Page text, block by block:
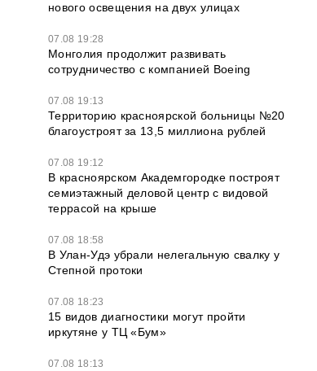
нового освещения на двух улицах
07.08 19:28
Монголия продолжит развивать
сотрудничество с компанией Boeing
07.08 19:13
Территорию красноярской больницы №20
благоустроят за 13,5 миллиона рублей
07.08 19:12
В красноярском Академгородке построят
семиэтажный деловой центр с видовой
террасой на крыше
07.08 18:58
В Улан-Удэ убрали нелегальную свалку у
Степной протоки
07.08 18:23
15 видов диагностики могут пройти
иркутяне у ТЦ «Бум»
07.08 18:13